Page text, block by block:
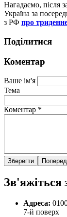
Нагадаємо, після
Україна за
з РФ про
Поділитися
Коментар
Ваше ім'я
Тема
Коментар *
Зв'яжіться
Адреса:
7-й поверх